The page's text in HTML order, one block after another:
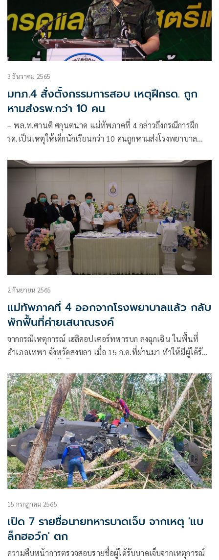
3 ธันวาคม 2565
มทภ.4 สั่งตั้งกรรมการสอบ เหตุฝึกรด. ถูก
หามส่งรพ.กว่า 10 คน
– พล.ท.ศานติ ศกุนตนาค แม่ทัพภาคที่ 4 กล่าวถึงกรณีการฝึก
รด.เป็นเหตุให้เด็กนักเรียนกว่า 10 คนถูกหามส่งโรงพยาบาล
2 กันยายน 2565
แม่ทัพภาคที่ 4 ออกจากโรงพยาบาลแล้ว กลับ
พักฟื้นที่ค่ายเสนาณรงค์
จากกรณีเหตุการณ์ เฮลิคอปเตอร์ทหารบก ลงฉุกเฉิน ในพื้นที่
อำเภอเทพา จังหวัดสงขลา เมื่อ 15 ก.ค.ที่ผ่านมา ทำให้มีผู้ได้รับ
15 กรกฎาคม 2565
เปิด 7 รายชื่อนายทหารบาดเจ็บ จากเหตุ 'แบ
ล็กฮอว์ก' ตก
ความคืบหน้าการตรวจสอบรายชื่อผู้ได้รับบาดเจ็บจากเหตุการณ์